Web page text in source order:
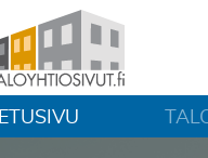
ETUSIVU